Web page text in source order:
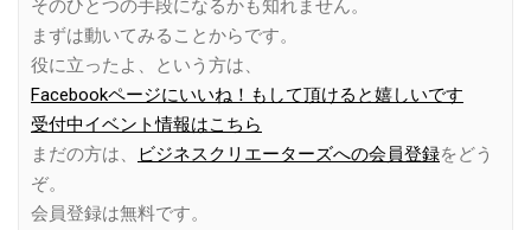
そのひとつの手段になるかも知れません。
まずは動いてみることからです。
役に立ったよ、という方は、
Facebookページにいいね！もして頂けると嬉しいです
受付中イベント情報はこちら
まだの方は、
ビジネスクリエーターズへの会員登録をどう
ぞ。
会員登録は無料です。